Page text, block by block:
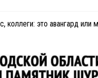
коллеги: это авангард или